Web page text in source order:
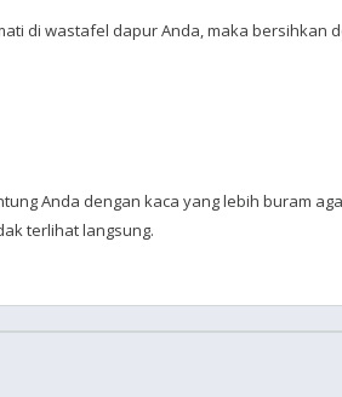
di wastafel dapur Anda, maka bersihkan
Anda dengan kaca yang lebih buram
terlihat langsung.